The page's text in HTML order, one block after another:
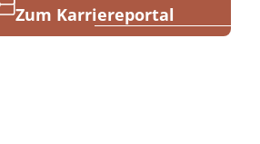
Zum Karriereportal